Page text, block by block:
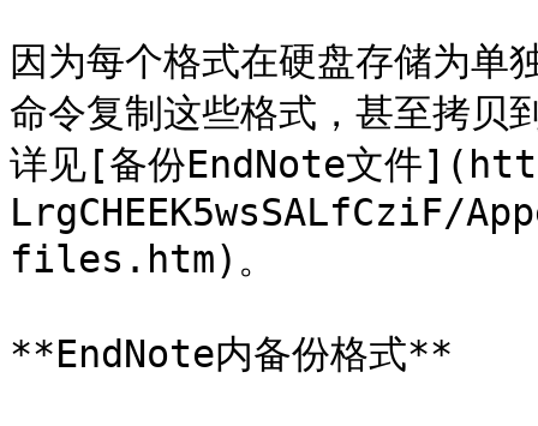
因为每个格式在硬盘存储为单
命令复制这些格式，甚至拷贝
详见[备份EndNote文件
LrgCHEEK5wsSALfCziF/
files.htm)。
**EndNote内备份格式**